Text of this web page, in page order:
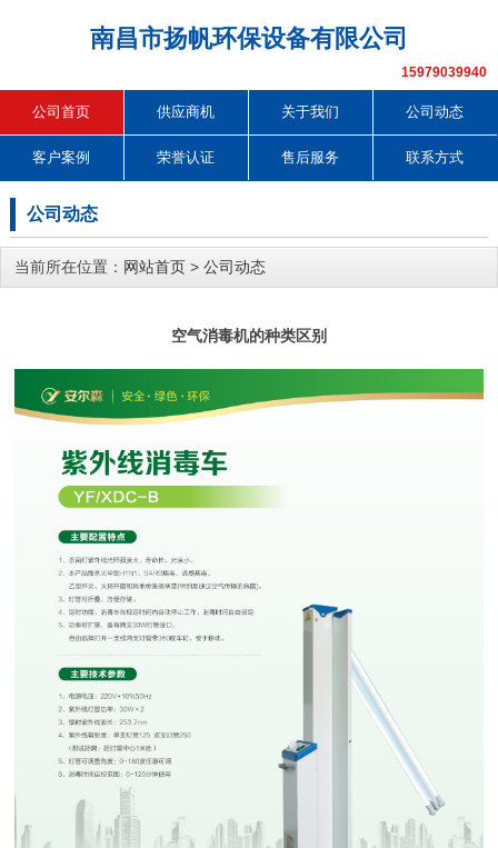
南昌市扬帆环保设备有限公司
15979039940
公司首页 供应商机 关于我们 公司动态
客户案例 荣誉认证 售后服务 联系方式
公司动态
当前所在位置： 网站首页 > 公司动态
空气消毒机的种类区别